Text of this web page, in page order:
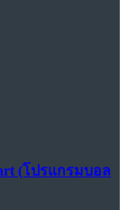
(โปรแกรมบอล